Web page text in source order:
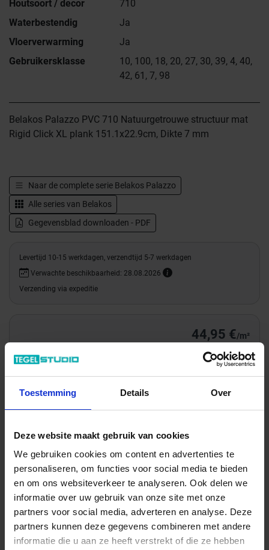
Toestemming Details Over
Deze website maakt gebruik van cookies
We gebruiken cookies om content en advertenties te
personaliseren, om functies voor social media te bieden
en om ons websiteverkeer te analyseren. Ook delen we
informatie over uw gebruik van onze site met onze
partners voor social media, adverteren en analyse. Deze
partners kunnen deze gegevens combineren met andere
informatie die u aan ze heeft verstrekt of die ze hebben
Houtsoort / decor
710
Waterbestendig
Ja
Vloerverwarming
Ja
Gebruikersklasse
10, 100, 18, 20, 27, 30, 39, 4, 40,
42, 61, 7, 98
Belakos Palazzo PVC 710 Natuurgetrouwe structuur mat
Rigid Click XL plank 151.1x22.9cm, Dikte 7 mm
Naar de complete serie Belakos Palazzo
Alle series van Belakos
Gegevensblad downloaden - PDF
Levertijd 10-15 werkdagen, verzendtijd 5-7 werkdagen
Verwachte beschikbaarheid: 28.08.2026
Verzending via expeditie
44,95 €/m²
Totale prijs / geleverde hoeveelheid
In het winkelmandje